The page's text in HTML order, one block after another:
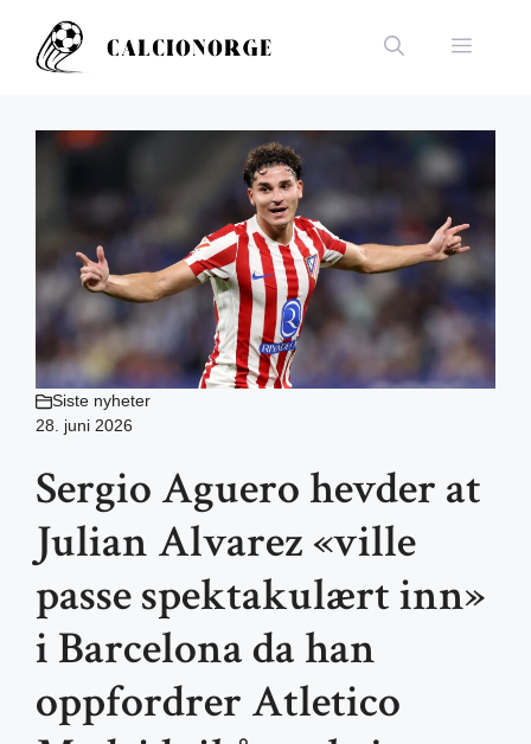
innhold
Meny
Siste nyheter
28. juni 2026
Sergio Aguero hevder at
Julian Alvarez «ville
passe spektakulært inn»
i Barcelona da han
oppfordrer Atletico